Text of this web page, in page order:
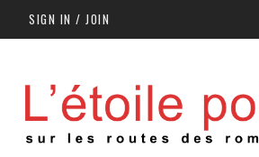
SIGN IN / JOIN